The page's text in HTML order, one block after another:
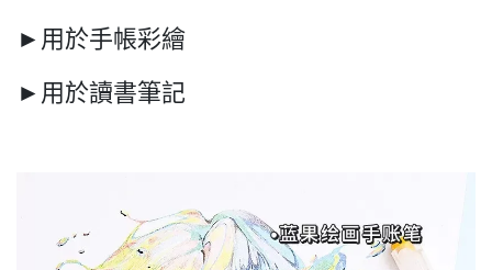
►用於手帳彩繪
►用於讀書筆記